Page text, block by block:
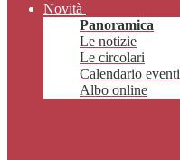
Novità
Panoramica
Le notizie
Le circolari
Calendario eventi
Albo online